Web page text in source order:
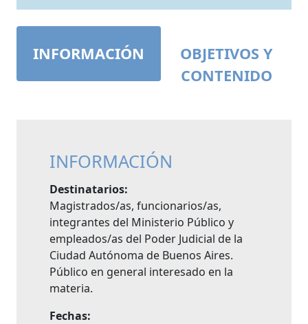
INFORMACIÓN
OBJETIVOS Y
CONTENIDO
INFORMACIÓN
Destinatarios:
Magistrados/as, funcionarios/as,
integrantes del Ministerio Público y
empleados/as del Poder Judicial de la
Ciudad Autónoma de Buenos Aires.
Público en general interesado en la
materia.
Fechas: